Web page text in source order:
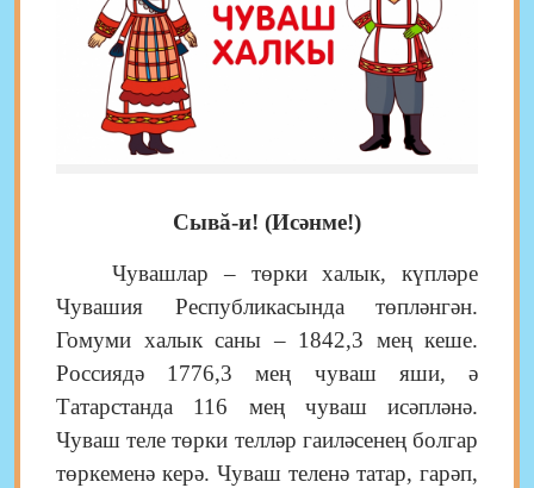
Сывă-и! (Исәнме!)
Чувашлар – төрки халык, күпләре
Чувашия Республикасында төпләнгән.
Гомуми халык саны – 1842,3 мең кеше.
Россиядә 1776,3 мең чуваш яши, ә
Татарстанда 116 мең чуваш исәпләнә.
Чуваш теле төрки телләр гаиләсенең болгар
төркеменә керә. Чуваш теленә татар, гарәп,